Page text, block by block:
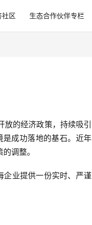
社区 生态合作伙伴专栏
的经济政策，持续吸引
成功落地的基石。近年
调整。
业提供一份实时、严谨